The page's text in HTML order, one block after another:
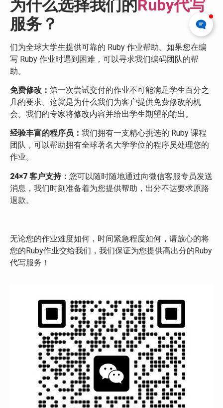
为什么选择我们的 Ruby代写
服务？
们为全球大学生提供可靠的 Ruby 作业帮助。如果您在编
写 Ruby 作业时遇到困难，可以寻求我们编码团队的帮
助。
免费修改： 第一次尝试交付的作业不可能满足学生百分之
几的要求。这就是为什么我们为客户提供免费修改的机
会。我们的专家将修改内容并给出学生期望的输出。
经验丰富的程序员： 我们拥有一支精心挑选的 Ruby 课程
团队，可以帮助拥有全球著名大学学位的程序员处理您的
作业。
24×7 客户支持： 您可以随时随地通过向微信客服专员发送
消息，我们时刻准备着为您提供帮助，出分不达要求原路
退款。
无论您的作业难度如何，时间紧急程度如何，请放心的将
您的Ruby作业交给我们，我们保证为您提供高出分的Ruby
代写服务！